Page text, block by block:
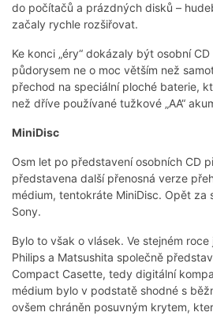
do počítačů a prázdných disků –
začaly rychle rozšiřovat.
Ke konci „éry“ dokázaly být osobní
půdorysem ne o moc větším než
přechod na speciální ploché baterie,
než dříve používané tužkové „AA“
MiniDisc
Osm let po představení osobních CD
představena další přenosná verze
médium, tentokráte MiniDisc. Opět za
Sony.
Bylo to však o vlásek. Ve stejném
Philips a Matsushita společně
Compact Casette, tedy digitální
médium bylo v podstatě shodné s
ovšem chráněn posuvným krytem,